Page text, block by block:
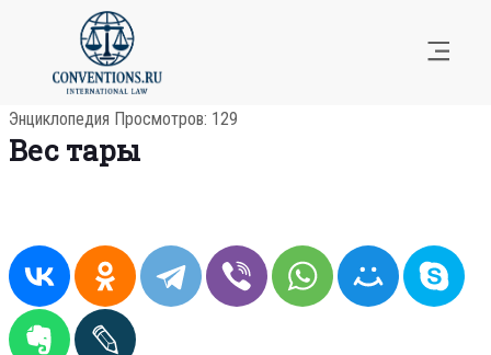
Энциклопедия Просмотров: 129
Вес тары